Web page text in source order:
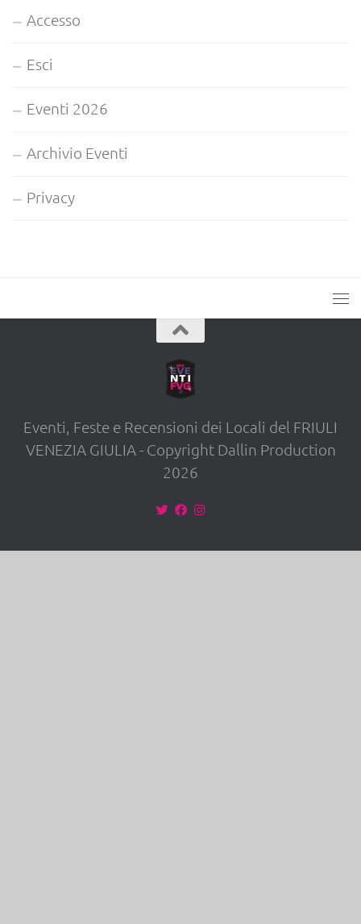
Accesso
Esci
Eventi 2026
Archivio Eventi
Privacy
Eventi, Feste e Recensioni dei Locali del FRIULI
VENEZIA GIULIA - Copyright Dallin Production
2026